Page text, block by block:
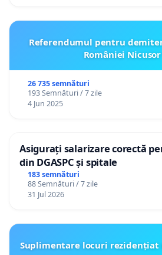
Referendumul pentru
României
26 735 semnături
193 Semnături / 7 zile
4 Jun 2025
Asigurați salarizare corectă
din DGASPC și spitale
183 semnături
88 Semnături / 7 zile
31 Jul 2026
Suplimentare locuri rezidențiat